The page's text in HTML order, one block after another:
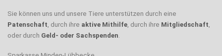
Sie können uns und unsere Tiere unterstützen durch eine
Patenschaft, durch ihre aktive Mithilfe, durch ihre Mitgliedschaft,
oder durch Geld- oder Sachspenden.